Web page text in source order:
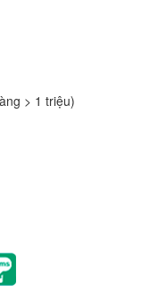
> 1 triệu)